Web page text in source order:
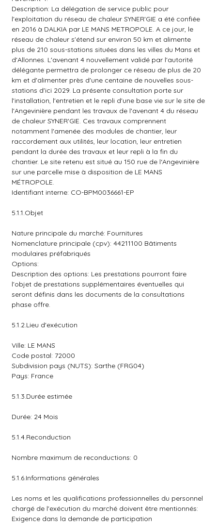
Description: La délégation de service public pour
l'exploitation du réseau de chaleur SYNER'GIE a été confiée
en 2016 à DALKIA par LE MANS METROPOLE. A ce jour, le
réseau de chaleur s'étend sur environ 50 km et alimente
plus de 210 sous-stations situées dans les villes du Mans et
d'Allonnes. L'avenant 4 nouvellement validé par l'autorité
délégante permettra de prolonger ce réseau de plus de 20
km et d'alimenter près d'une centaine de nouvelles sous-
stations d'ici 2029. La présente consultation porte sur
l'installation, l'entretien et le repli d'une base vie sur le site de
l'Angevinière pendant les travaux de l'avenant 4 du réseau
de chaleur SYNER'GIE. Ces travaux comprennent
notamment l'amenée des modules de chantier, leur
raccordement aux utilités, leur location, leur entretien
pendant la durée des travaux et leur repli à la fin du
chantier. Le site retenu est situé au 150 rue de l‘Angevinière
sur une parcelle mise à disposition de LE MANS
MÉTROPOLE.
Identifiant interne: CO-BPM0036661-EP
5.1.1.Objet
Nature principale du marché: Fournitures
Nomenclature principale (cpv): 44211100 Bâtiments
modulaires préfabriqués
Options:
Description des options: Les prestations pourront faire
l'objet de prestations supplémentaires éventuelles qui
seront définis dans les documents de la consultations
phase offre.
5.1.2.Lieu d'exécution
Ville: LE MANS
Code postal: 72000
Subdivision pays (NUTS): Sarthe (FRG04)
Pays: France
5.1.3.Durée estimée
Durée: 24 Mois
5.1.4.Reconduction
Nombre maximum de reconductions: 0
5.1.6.Informations générales
Les noms et les qualifications professionnelles du personnel
chargé de l'exécution du marché doivent être mentionnés:
Exigence dans la demande de participation